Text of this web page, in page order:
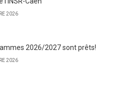
2026
2026/2027 sont prêts!
2026